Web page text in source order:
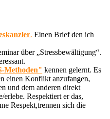
. Einen Brief den ich
über „Stressbewältigung“.
Methoden" kennen gelernt. Es
einen Konflikt anzufangen,
und dem anderen direkt
Respektiert er das,
Respekt,trennen sich die